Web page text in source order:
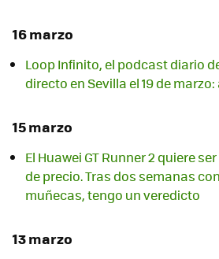
16 marzo
Loop Infinito, el podcast diario
directo en Sevilla el 19 de
15 marzo
El Huawei GT Runner 2 quiere
de precio. Tras dos semanas
muñecas, tengo un veredicto
13 marzo